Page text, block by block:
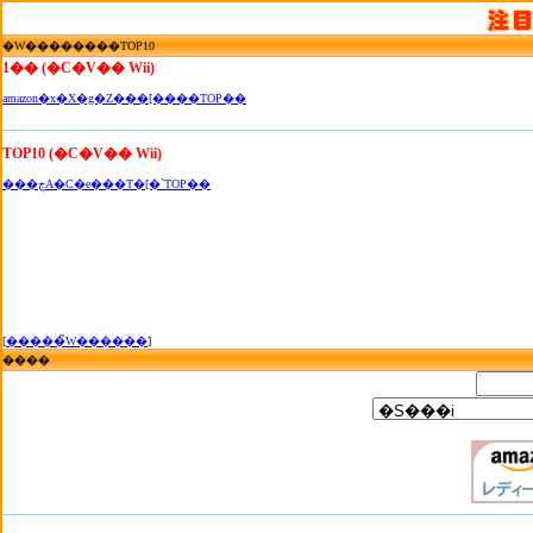
�W��������TOP10
1�� (�C�V�� Wii)
amazon�x�X�g�Z���[����TOP��
TOP10 (�C�V�� Wii)
���ڃA�C�e���T�[�`TOP��
[�����̃W������]
����